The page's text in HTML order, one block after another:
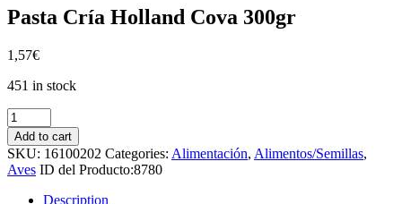
Pasta Cría Holland Cova 300gr
1,57€
451 in stock
Pasta
Cría
Holland
Cova
300gr
quantity
Add to cart
SKU: 16100202 Categories: Alimentación, Alimentos/Semillas,
Aves ID del Producto:8780
Description